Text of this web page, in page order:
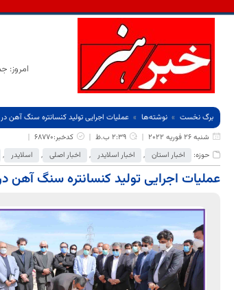
امروز: جمعه 7
برگ نخست نوشته‌ها
عملیات اجرایی تولید کنسانتره سنگ آهن
شنبه 26 فوریه 2022
2:39 ب.ظ
کدخبر:68770
حوزه:
اخبار استان , اخبار اسلایدر , اخبار اصلی , اسلایدر ,
عملیات اجرایی تولید کنسانتره سنگ آهن